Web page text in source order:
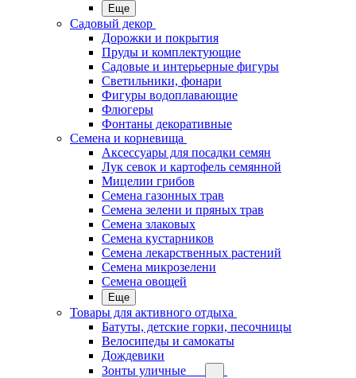
Еще
Садовый декор
Дорожки и покрытия
Пруды и комплектующие
Садовые и интерьерные фигуры
Светильники, фонари
Фигуры водоплавающие
Флюгеры
Фонтаны декоративные
Семена и корневища
Аксессуары для посадки семян
Лук севок и картофель семянной
Мицелии грибов
Семена газонных трав
Семена зелени и пряных трав
Семена злаковых
Семена кустарников
Семена лекарственных растений
Семена микрозелени
Семена овощей
Еще
Товары для активного отдыха
Батуты, детские горки, песочницы
Велосипеды и самокаты
Дождевики
Зонты уличные